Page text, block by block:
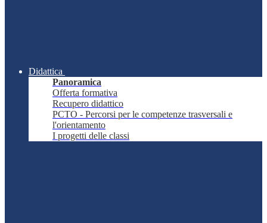
Didattica
Panoramica
Offerta formativa
Recupero didattico
PCTO - Percorsi per le competenze trasversali e
l'orientamento
I progetti delle classi